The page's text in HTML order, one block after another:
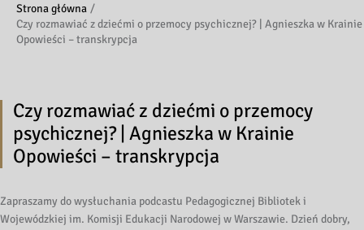
Strona główna
Czy rozmawiać z dziećmi o przemocy psychicznej? | Agnieszka w Krainie
Opowieści – transkrypcja
Czy rozmawiać z dziećmi o przemocy
psychicznej? | Agnieszka w Krainie
Opowieści – transkrypcja
Zapraszamy do wysłuchania podcastu Pedagogicznej Bibliotek i
Wojewódzkiej im. Komisji Edukacji Narodowej w Warszawie. Dzień dobry,